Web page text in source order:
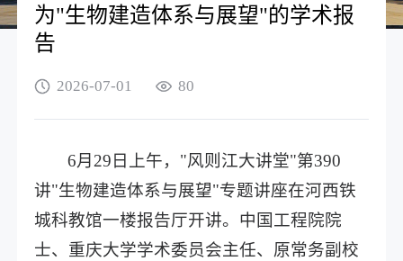
为"生物建造体系与展望"的学术报
告
2026-07-01 80
6月29日上午，"风则江大讲堂"第390
讲"生物建造体系与展望"专题讲座在河西铁
城科教馆一楼报告厅开讲。中国工程院院
士、重庆大学学术委员会主任、原常务副校